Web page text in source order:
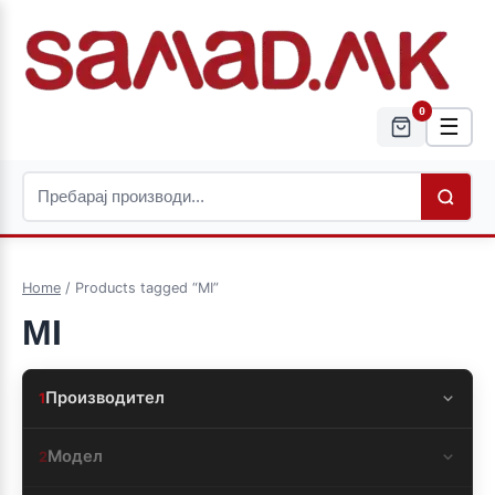
0
☰
Home / Products tagged “MI”
MI
1Производител
2Модел